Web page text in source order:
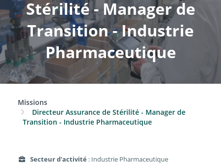
Stérilité - Manager de
Transition - Industrie
Pharmaceutique
Missions
Directeur Assurance de Stérilité - Manager de
Transition - Industrie Pharmaceutique
Secteur d'activité : Industrie Pharmaceutique